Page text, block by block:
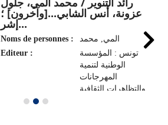
عزونة، أنس الشابي...[وآخرون] ؛
إشر...
Noms de personnes :
المي‏, ‏محمد‏
Editeur :
تونس : المؤسسة
الوطنية لتنمية
المهرجانات
والتظاهرات الثقافية